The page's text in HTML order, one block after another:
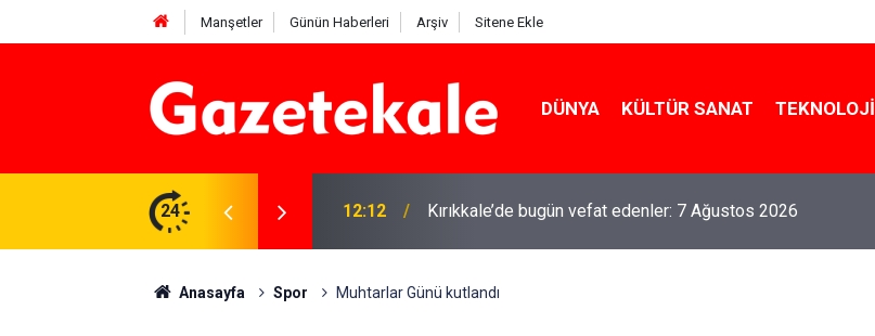
Manşetler Günün Haberleri Arşiv Sitene Ekle
DÜNYA KÜLTÜR SANAT TEKNOLOJI
24
karşı denetimler artırıldı 12:12 Kırıkkale’de bugün vefat edenler: 7 Ağustos 2026
Anasayfa Spor Muhtarlar Günü kutlandı